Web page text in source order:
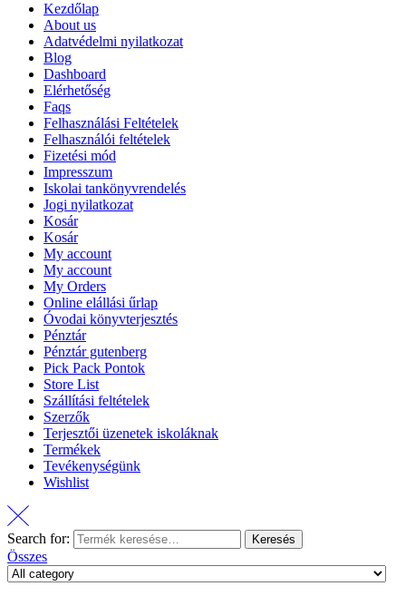
Kezdőlap
About us
Adatvédelmi nyilatkozat
Blog
Dashboard
Elérhetőség
Faqs
Felhasználási Feltételek
Felhasználói feltételek
Fizetési mód
Impresszum
Iskolai tankönyvrendelés
Jogi nyilatkozat
Kosár
Kosár
My account
My account
My Orders
Online elállási űrlap
Óvodai könyvterjesztés
Pénztár
Pénztár gutenberg
Pick Pack Pontok
Store List
Szállítási feltételek
Szerzők
Terjesztői üzenetek iskoláknak
Termékek
Tevékenységünk
Wishlist
Search for: Keresés
Összes